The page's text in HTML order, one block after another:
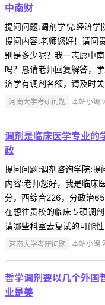
中南财
提问问题:调剂学院:经济
提问内容:老师您好！请问
别是多少呢？我一志愿中
吗？恳请老师回复解答，
济学有调剂名额，请及时
河南大学考研问题 本站小编
调剂是临床医学专业
政
提问问题:调剂咨询学院:
内容:老师您好，我是临床
分，西综合226，分政治
在想往贵校的临床专硕调
请哪些科室去复试的可能
河南大学考研问题 本站小编
哲学调剂要以几个外国
业是美